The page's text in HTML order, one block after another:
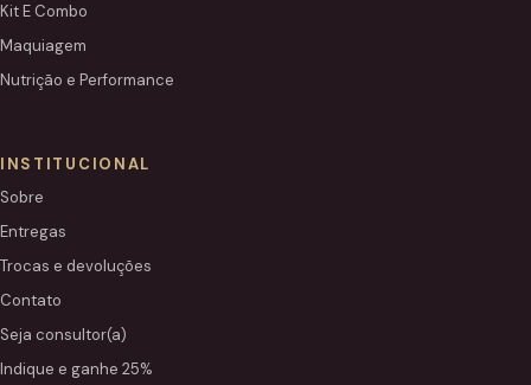
Kit E Combo
Maquiagem
Nutrição e Performance
INSTITUCIONAL
Sobre
Entregas
Trocas e devoluções
Contato
Seja consultor(a)
Indique e ganhe 25%